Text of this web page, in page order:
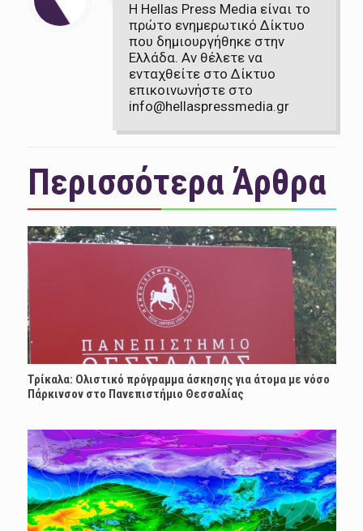
Η Hellas Press Media είναι το
πρώτο ενημερωτικό Δίκτυο
που δημιουργήθηκε στην
Ελλάδα. Αν θέλετε να
ενταχθείτε στο Δίκτυο
επικοινωνήστε στο
info@hellaspressmedia.gr
Περισσότερα Άρθρα
Τρίκαλα: Ολιστικό πρόγραμμα άσκησης για άτομα με νόσο
Πάρκινσον στο Πανεπιστήμιο Θεσσαλίας